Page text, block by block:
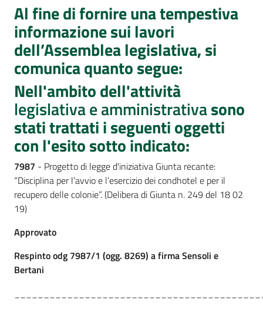
Per
cittadini
Al fine di fornire una tempestiva
informazione sui lavori
dell’Assemblea legislativa, si
comunica quanto segue:
Nell'ambito dell'attività
legislativa e amministrativasono
stati trattati i seguenti oggetti
con l'esito sotto indicato:
7987 - Progetto di legge d'iniziativa Giunta recante:
“Disciplina per l’avvio e l’esercizio dei condhotel e per il
recupero delle colonie”. (Delibera di Giunta n. 249 del 18 02
19)
Approvato
Respinto odg 7987/1 (ogg. 8269) a firma Sensoli e
Bertani